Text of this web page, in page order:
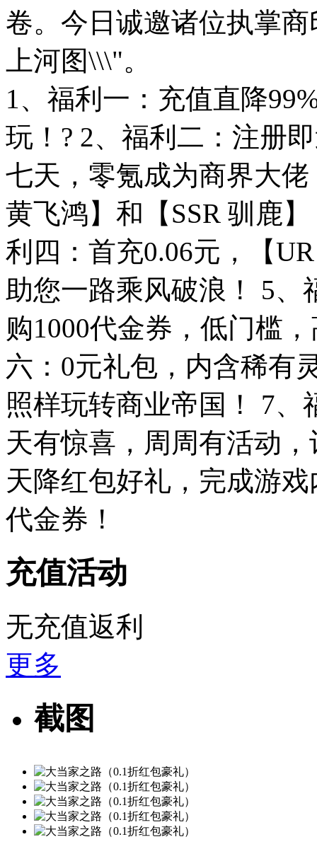
卷。今日诚邀诸位执掌
上河图\\\"。
1、福利一：充值直降
玩！? 2、福利二：注册
七天，零氪成为商界大
黄飞鸿】和【SSR 驯鹿
利四：首充0.06元，【
助您一路乘风破浪！ 5、
购1000代金券，低门槛
六：0元礼包，内含稀有
照样玩转商业帝国！ 7、
天有惊喜，周周有活动
天降红包好礼，完成游
代金券！
充值活动
无充值返利
更多
截图